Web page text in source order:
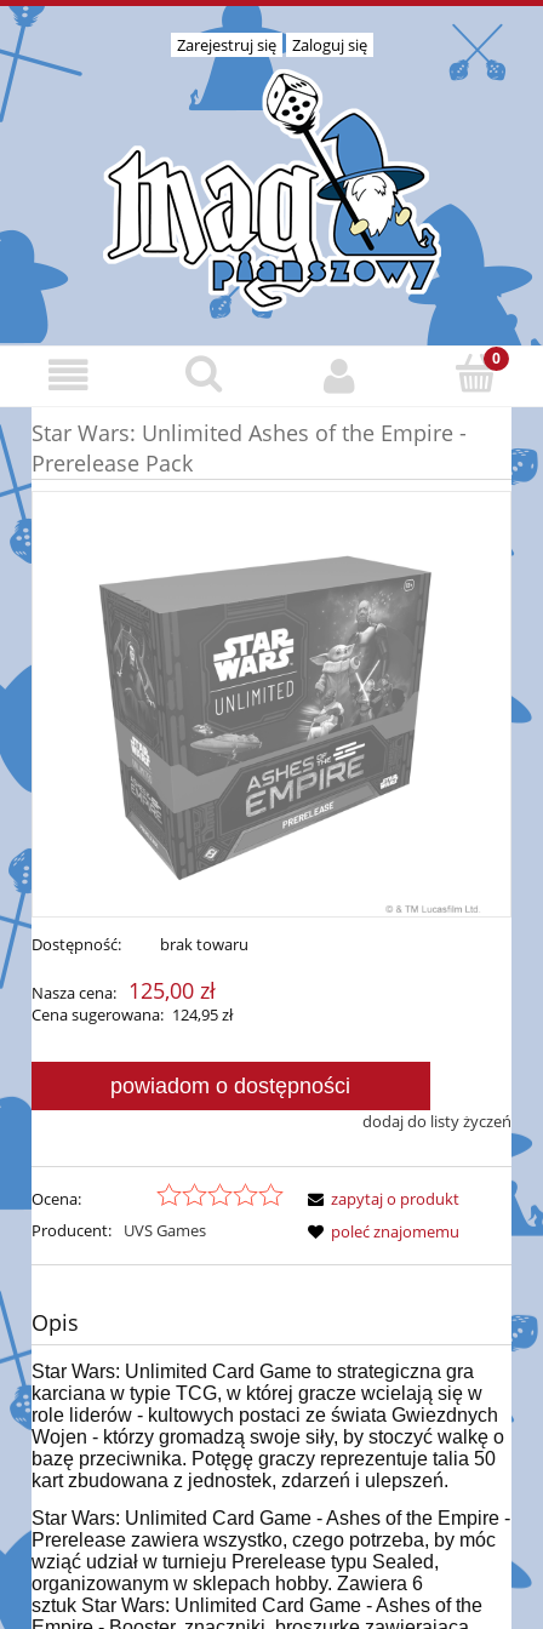
Zarejestruj się Zaloguj się
Star Wars: Unlimited Ashes of the Empire -
Prerelease Pack
Dostępność: brak towaru
Nasza cena: 125,00 zł
Cena sugerowana: 124,95 zł
powiadom o dostępności
dodaj do listy życzeń
Ocena:
Producent:
UVS Games
zapytaj o produkt
poleć znajomemu
Opis
Star Wars: Unlimited Card Game to strategiczna gra
karciana w typie TCG, w której gracze wcielają się w
role liderów - kultowych postaci ze świata Gwiezdnych
Wojen - którzy gromadzą swoje siły, by stoczyć walkę o
bazę przeciwnika. Potęgę graczy reprezentuje talia 50
kart zbudowana z jednostek, zdarzeń i ulepszeń.
Star Wars: Unlimited Card Game - Ashes of the Empire -
Prerelease zawiera wszystko, czego potrzeba, by móc
wziąć udział w turnieju Prerelease typu Sealed,
organizowanym w sklepach hobby. Zawiera 6
sztuk Star Wars: Unlimited Card Game - Ashes of the